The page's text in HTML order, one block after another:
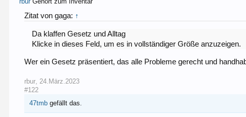
Zitat von gaga: ↑
Da klaffen Gesetz und Alltag
Klicke in dieses Feld, um es in vollständiger Größe anzuzeigen.
Wer ein Gesetz präsentiert, das alle Probleme gerecht und
rbur 24.März.2023
#122
47tmb gefällt das.